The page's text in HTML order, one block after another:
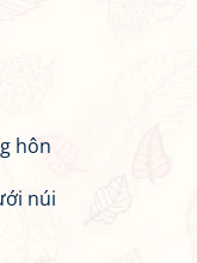
hôn
núi